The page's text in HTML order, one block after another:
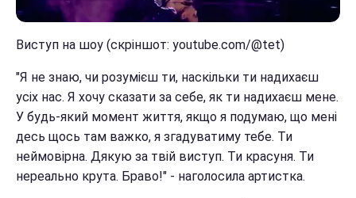
Виступ на шоу (скріншот: youtube.com/@tet)
"Я не знаю, чи розумієш ти, наскільки ти надихаєш
усіх нас. Я хочу сказати за себе, як ти надихаєш мене.
У будь-який момент життя, якщо я подумаю, що мені
десь щось там важко, я згадуватиму тебе. Ти
неймовірна. Дякую за твій виступ. Ти красуня. Ти
нереально крута. Браво!" - наголосила артистка.